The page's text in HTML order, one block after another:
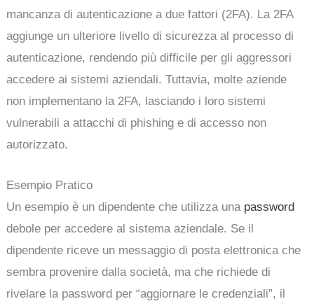
mancanza di autenticazione a due fattori (2FA). La 2FA
aggiunge un ulteriore livello di sicurezza al processo di
autenticazione, rendendo più difficile per gli aggressori
accedere ai sistemi aziendali. Tuttavia, molte aziende
non implementano la 2FA, lasciando i loro sistemi
vulnerabili a attacchi di phishing e di accesso non
autorizzato.
Esempio Pratico
Un esempio è un dipendente che utilizza una password
debole per accedere al sistema aziendale. Se il
dipendente riceve un messaggio di posta elettronica che
sembra provenire dalla società, ma che richiede di
rivelare la password per “aggiornare le credenziali”, il